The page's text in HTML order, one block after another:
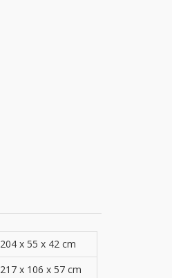
204 x 55 x 42 cm
217 x 106 x 57 cm